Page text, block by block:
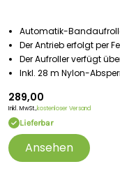
Automatik-
Der Antrieb erfolgt per
Der Aufroller verfügt
Inkl. 28 m Nylon-
289,00
Inkl. MwSt.,kostenloser Versand
Lieferbar
Ansehen